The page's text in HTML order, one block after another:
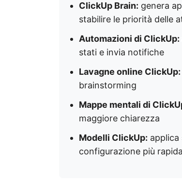
ClickUp Brain: genera
stabilire le priorità delle
Automazioni di ClickUp:
stati e invia notifiche
Lavagne online ClickUp:
brainstorming
Mappe mentali di
maggiore chiarezza
Modelli ClickUp:
configurazione più